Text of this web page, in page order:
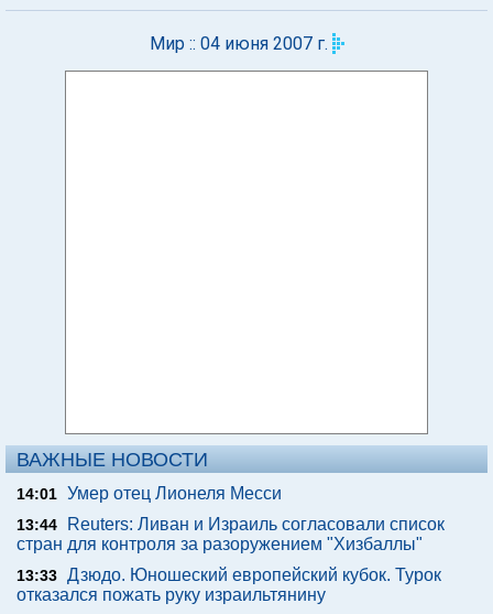
Мир :: 04 июня 2007 г.
ВАЖНЫЕ НОВОСТИ
14:01 Умер отец Лионеля Месси
13:44
Reuters: Ливан и Израиль согласовали список
стран для контроля за разоружением "Хизбаллы"
13:33 Дзюдо. Юношеский европейский кубок. Турок
отказался пожать руку израильтянину